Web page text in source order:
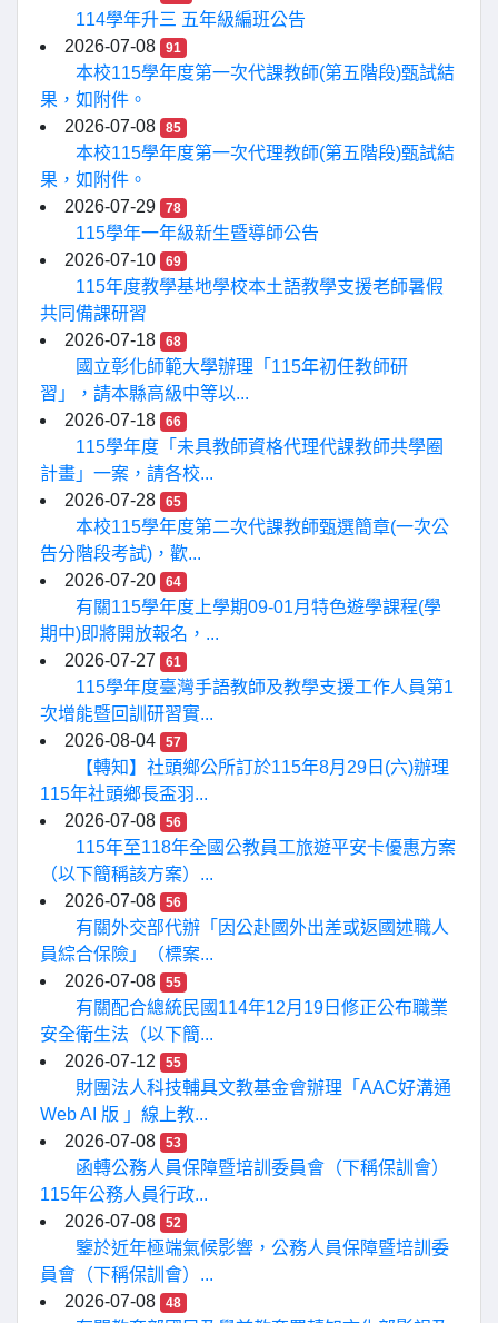
114學年升三 五年級編班公告
2026-07-08
91
本校115學年度第一次代課教師(第五階段)甄試結
果，如附件。
2026-07-08
85
本校115學年度第一次代理教師(第五階段)甄試結
果，如附件。
2026-07-29
78
115學年一年級新生暨導師公告
2026-07-10
69
115年度教學基地學校本土語教學支援老師暑假
共同備課研習
2026-07-18
68
國立彰化師範大學辦理「115年初任教師研
習」，請本縣高級中等以...
2026-07-18
66
115學年度「未具教師資格代理代課教師共學圈
計畫」一案，請各校...
2026-07-28
65
本校115學年度第二次代課教師甄選簡章(一次公
告分階段考試)，歡...
2026-07-20
64
有關115學年度上學期09-01月特色遊學課程(學
期中)即將開放報名，...
2026-07-27
61
115學年度臺灣手語教師及教學支援工作人員第1
次增能暨回訓研習實...
2026-08-04
57
【轉知】社頭鄉公所訂於115年8月29日(六)辦理
115年社頭鄉長盃羽...
2026-07-08
56
115年至118年全國公教員工旅遊平安卡優惠方案
（以下簡稱該方案）...
2026-07-08
56
有關外交部代辦「因公赴國外出差或返國述職人
員綜合保險」（標案...
2026-07-08
55
有關配合總統民國114年12月19日修正公布職業
安全衛生法（以下簡...
2026-07-12
55
財團法人科技輔具文教基金會辦理「AAC好溝通
Web AI 版 」線上教...
2026-07-08
53
函轉公務人員保障暨培訓委員會（下稱保訓會）
115年公務人員行政...
2026-07-08
52
鑒於近年極端氣候影響，公務人員保障暨培訓委
員會（下稱保訓會）...
2026-07-08
48